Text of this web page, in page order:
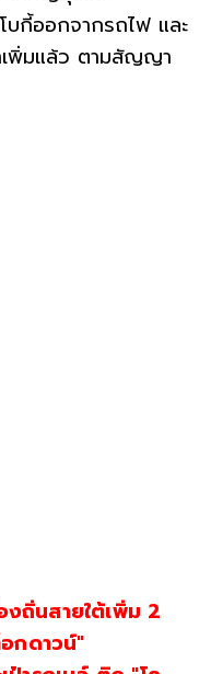
บกี้ออกจากรถไฟ และ
เพิ่มแล้ว ตามสัญญา
ถิ่นสายใต้เพิ่ม 2
กดาวน์"